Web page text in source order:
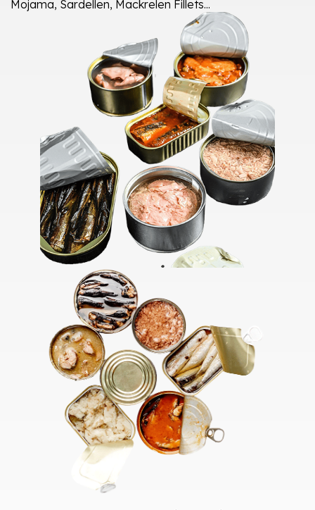
Mojama, Sardellen, Mackrelen Fillets...